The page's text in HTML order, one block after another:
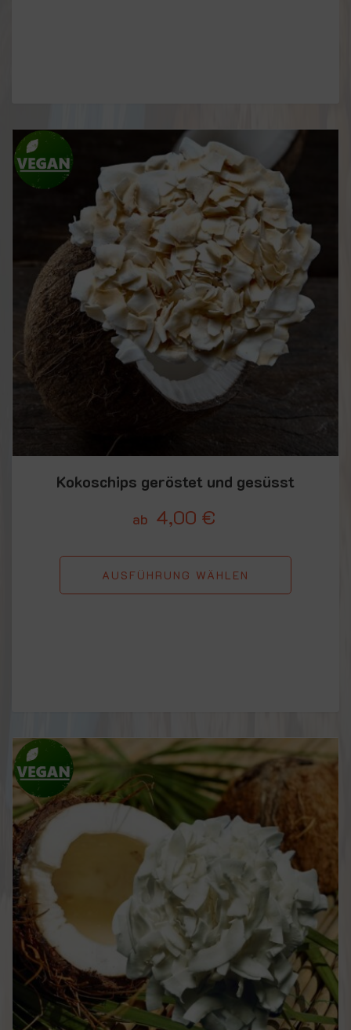
Kokoschips geröstet und gesüsst
ab 4,00 €
AUSFÜHRUNG WÄHLEN